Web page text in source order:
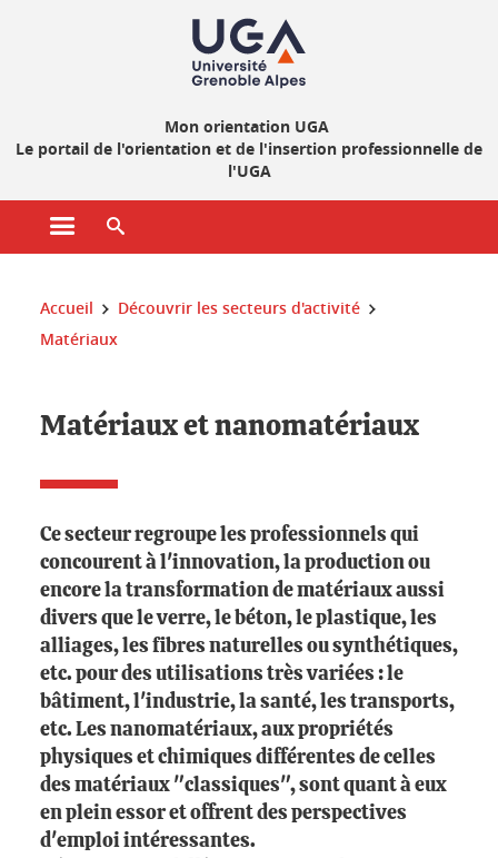
Mon orientation UGA
Le portail de l'orientation et de l'insertion professionnelle de
l'UGA
Ouvrir le menu principal
Vous êtes ici :
Accueil
Découvrir les secteurs d'activité
Matériaux
Matériaux et nanomatériaux
Ce secteur regroupe les professionnels qui
concourent à l'innovation, la production ou
encore la transformation de matériaux aussi
divers que le verre, le béton, le plastique, les
alliages, les fibres naturelles ou synthétiques,
etc. pour des utilisations très variées : le
bâtiment, l'industrie, la santé, les transports,
etc. Les nanomatériaux, aux propriétés
physiques et chimiques différentes de celles
des matériaux "classiques", sont quant à eux
en plein essor et offrent des perspectives
d'emploi intéressantes.